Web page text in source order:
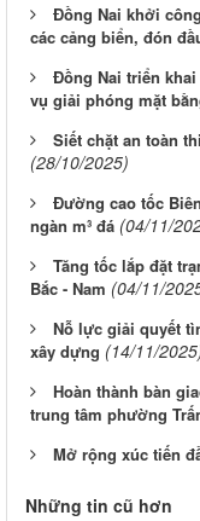
Đồng Nai khởi
các cảng biển, đón
Đồng Nai triển
vụ giải phóng mặt
Siết chặt an toàn
(28/10/2025)
Đường cao tốc
ngàn m³ đá (04/11/
Tăng tốc lắp đặt
Bắc - Nam (04/11/
Nỗ lực giải quyết
xây dựng (14/11/
Hoàn thành bàn
trung tâm phường
Mở rộng xúc tiến
Những tin cũ hơn